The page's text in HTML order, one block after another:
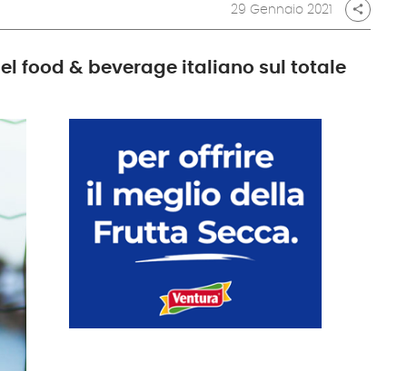
29 Gennaio 2021 share
food & beverage italiano sul totale